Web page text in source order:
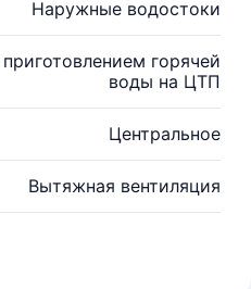
Наружные водостоки
горячей
воды на ЦТП
Центральное
Вытяжная вентиляция